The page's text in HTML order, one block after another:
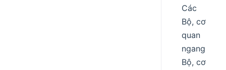
Các
Bộ, cơ
quan
ngang
Bộ, cơ